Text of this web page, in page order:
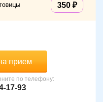
350
прием
по телефону:
17-93